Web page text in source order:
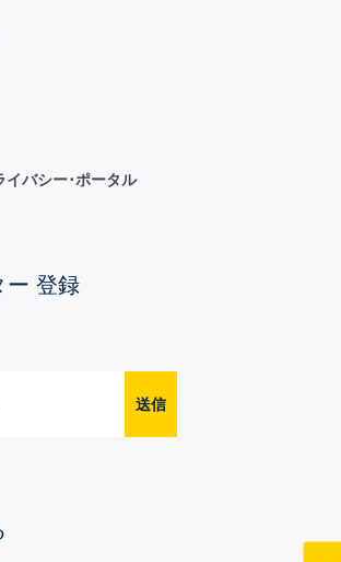
イバシー･ポータル
ー 登録
送信